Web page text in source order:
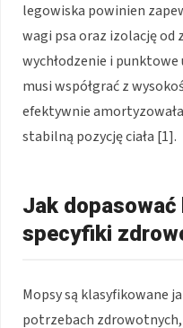
legowiska powinien
wagi psa oraz izolację od
wychłodzenie i punktowe
musi współgrać z
efektywnie
stabilną pozycję ciała [1].
Jak
specyfiki
Mopsy są klasyfikowane
potrzebach